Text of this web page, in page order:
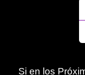
Si en los